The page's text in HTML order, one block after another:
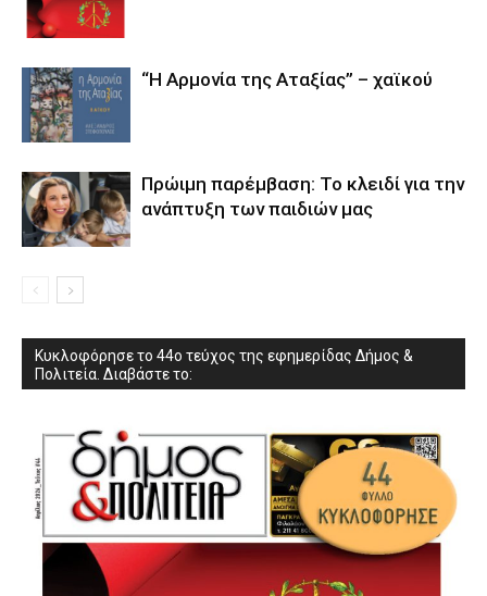
“Η Αρμονία της Αταξίας” – χαϊκού
Πρώιμη παρέμβαση: Το κλειδί για την
ανάπτυξη των παιδιών µας
Κυκλοφόρησε το 44ο τεύχος της εφημερίδας Δήμος &
Πολιτεία. Διαβάστε το: